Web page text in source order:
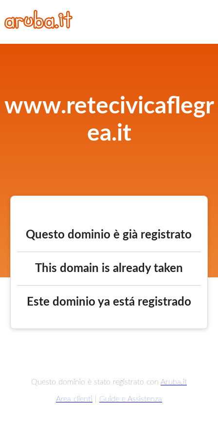
www.retecivicaflegr
ea.it
Questo dominio è già registrato
This domain is already taken
Este dominio ya está registrado
Questo dominio è stato registrato con Aruba.it
Area clienti Guide e Assistenza